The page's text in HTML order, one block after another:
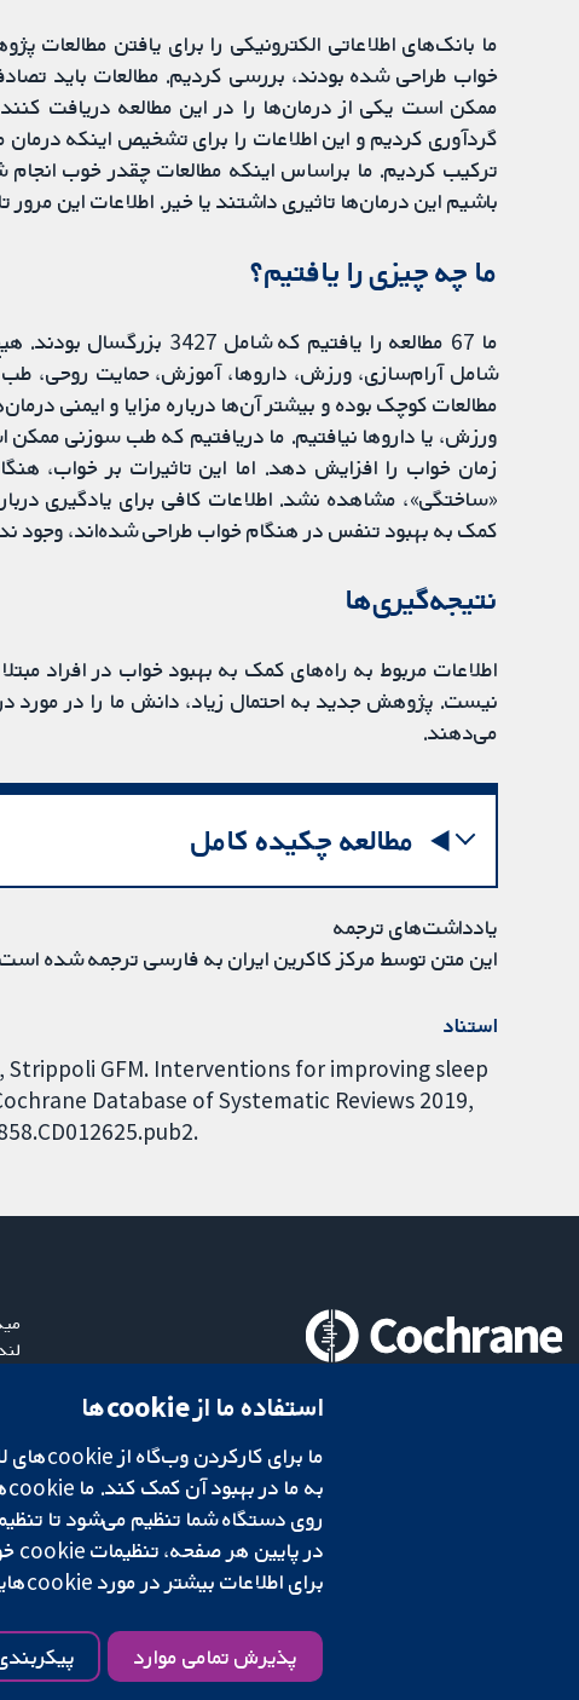
ما بانک‌های اطلاعاتی الکترونیکی را برای یافتن
خواب طراحی شده بودند، بررسی کردیم. مطالعات باید
ممکن است یکی از درمان‌ها را در این مطالعه دریافت
گردآوری کردیم و این اطلاعات را برای تشخیص اینکه درمان
ترکیب کردیم. ما براساس اینکه مطالعات چقدر خوب
باشیم این درمان‌ها تاثیری داشتند یا خیر. اطلاعات این مرور تا اکتبر 2018
ما چه چیزی را یافتیم؟
ما 67 مطالعه را یافتیم که
شامل آرام‌سازی، ورزش، داروها، آموزش، حمایت روحی، طب
مطالعات کوچک بوده و بیشتر آن‌ها درباره مزایا و ایمنی
ورزش، یا داروها نیافتیم. ما دریافتیم که طب سوزنی
زمان خواب را افزایش دهد. اما این تاثیرات بر خواب،
«ساختگی»، مشاهده نشد. اطلاعات کافی برای یادگیری
کمک به بهبود تنفس در هنگام خواب طراحی شده‌اند، وجود
نتیجه‌گیری‌ها
اطلاعات مربوط به راه‌های کمک به بهبود خواب در افراد
نیست. پژوهش جدید به احتمال زیاد، دانش ما را در مورد
می‌دهند.
مطالعه چکیده کامل
یادداشت‌های ترجمه
این متن توسط مرکز کاکرین ایران به فارسی ترجمه شده
استناد
Strippoli GFM. Interventions for improving sleep
Database of Systematic Reviews 2019,
شبکه همکاری کاکرین، یک مؤسسه خیریه (شماره 1045921) و یک شرکت با مسئولیت محدود به‌صورت ضمانت (شماره 03044323) ثبت‌شده در انگلستان و ولز است. شماره ثبت مالیات بر ارزش افزوده: GB 718 2127 49.
سلب مسئولیت حریم خصوصی| سیاست کوکی‌ها
استفاده ما از cookie‌ها
در پایین هر صفحه، تنظیمات cookie‌ خود را تغییر دهید.
برای اطلاعات بیشتر در مورد cookie‌هایی که استفاده می‌کنیم،
پذیرش تمامی موارد